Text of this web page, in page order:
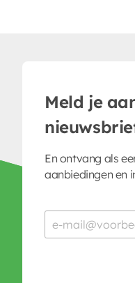
Meld je
En ontvang als
aanbiedingen en